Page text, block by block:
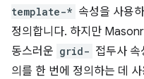
template-* 속성을 사용
정의합니다. 하지만
동스러운 grid- 접두사
의를 한 번에 정의하는 데